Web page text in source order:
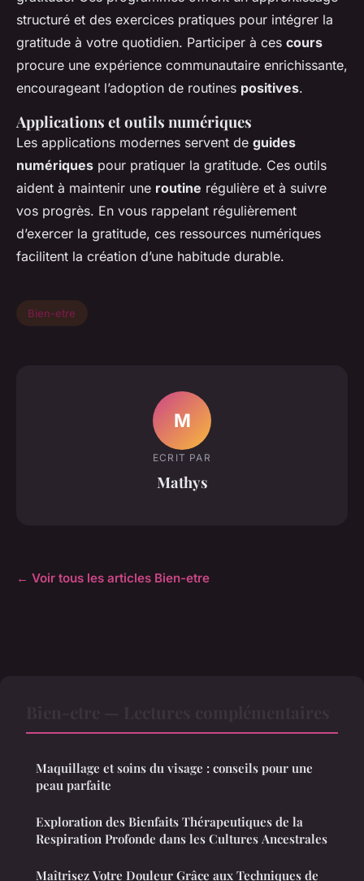
structuré et des exercices pratiques pour intégrer la
gratitude à votre quotidien. Participer à ces cours
procure une expérience communautaire enrichissante,
encourageant l’adoption de routines positives.
Applications et outils numériques
Les applications modernes servent de guides
numériques pour pratiquer la gratitude. Ces outils
aident à maintenir une routine régulière et à suivre
vos progrès. En vous rappelant régulièrement
d’exercer la gratitude, ces ressources numériques
facilitent la création d’une habitude durable.
Bien-etre
M
ECRIT PAR
Mathys
← Voir tous les articles Bien-etre
Maquillage et soins du visage : conseils pour une
peau parfaite
Exploration des Bienfaits Thérapeutiques de la
Respiration Profonde dans les Cultures Ancestrales
Maîtrisez Votre Douleur Grâce aux Techniques de